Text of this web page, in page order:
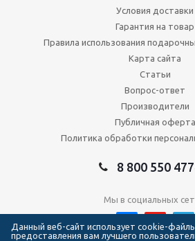
Условия доставки
Гарантия на товар
Правила использования
Карта сайта
Статьи
Вопрос-ответ
Производители
Публичная оферта
Политика обработки
8 800 550
Мы в социальных
Данный веб-сайт использует cookie-
предоставления вам лучшего